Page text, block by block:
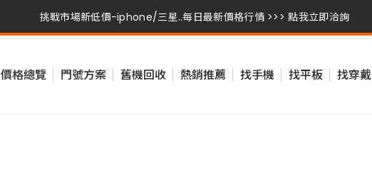
挑戰市場新低價-iphone/三星..每日最新價格行情 >>> 點我立即洽詢
挑戰市場新低價-iphone/三星..每日最新價格行情 >>> 點我立即洽詢
價格總覽 門號方案 舊機回收 熱銷推薦 找手機 找平板 找穿戴